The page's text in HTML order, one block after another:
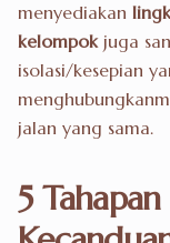
menyediakan
kelompokjuga
isolasi/kesepian
jalan yang sama.
5